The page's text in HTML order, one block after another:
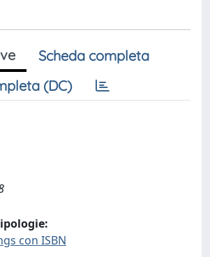
Scheda completa
(DC)
con ISBN